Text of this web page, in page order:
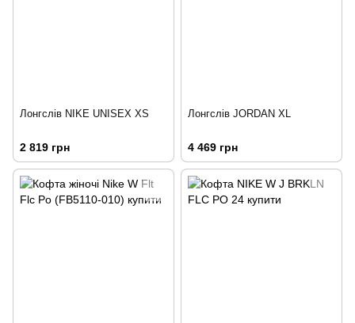
Лонгслів NIKE UNISEX XS
2 819 грн
Лонгслів JORDAN XL
4 469 грн